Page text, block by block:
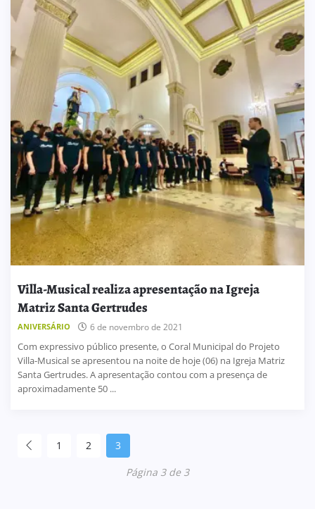
Villa-Musical realiza apresentação na Igreja
Matriz Santa Gertrudes
ANIVERSÁRIO 6 de novembro de 2021
Com expressivo público presente, o Coral Municipal do Projeto
Villa-Musical se apresentou na noite de hoje (06) na Igreja Matriz
Santa Gertrudes. A apresentação contou com a presença de
aproximadamente 50 ...
1 2
3
Página 3 de 3